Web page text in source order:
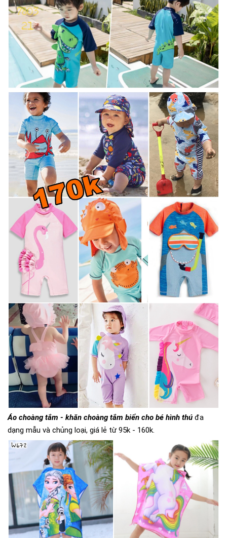
Áo choàng tắm - khăn choàng tắm biển cho bé hình thú đa
dạng mẫu và chủng loại, giá lẻ từ 95k - 160k.